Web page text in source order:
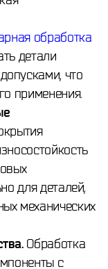
обработка
детали
что
применения.
для деталей,
механических
Обработка
с